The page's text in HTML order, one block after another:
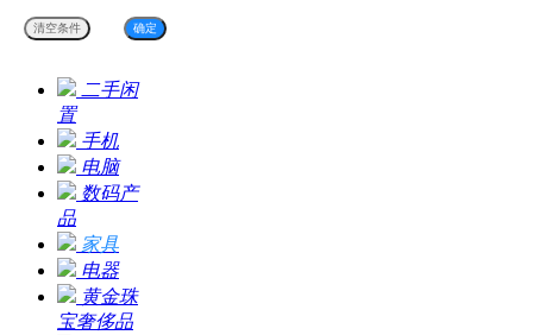
二手闲
置
手机
电脑
数码产
品
家具
电器
黄金珠
宝奢侈品